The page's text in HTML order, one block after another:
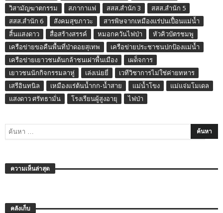
วิสามัญฆาตกรรม
สภากาแฟ สสส.สำนัก 3
สสส.สำนัก 5
สสส.สำนัก 6
สังคมสุขภาวะ
สารพิษจากเหมืองแร่ปนเปื้อนแม่น้ำ
สิ้นแสงดาว
สื่อสร้างสรรค์ หมอกควันไฟป่า
หัวคิวบัตรชมพู
เครือข่ายขอคืนพื้นที่ป่าดอยสุเทพ
เครือข่ายประชาชนปกป้องแม่น้ำ
เครือข่ายเยาวชนต้นกล้าชนเผ่าพื้นเมือง
เผด็จการ
เยาวชนนักกิจกรรมลาหู่
เล่งเน่ยยี่
เวทีวิชาการไม่ใช่ค่ายทหาร
เสรีอินทนิล
เหมืองแร่ต้นน้ำกก-น้ำสาย แม่น้ำโขง
แม่แจ่มโมเดล
แสงดาว ศรัทธามั่น
โรงเรียนผู้สูงอายุ ไฟป่า
ความเห็นล่าสุด
คลังเก็บ